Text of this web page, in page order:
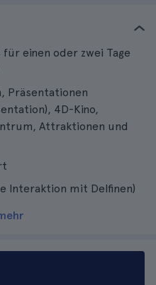
einen oder zwei Tage
Präsentationen
4D-Kino,
Attraktionen und
Interaktion mit Delfinen)